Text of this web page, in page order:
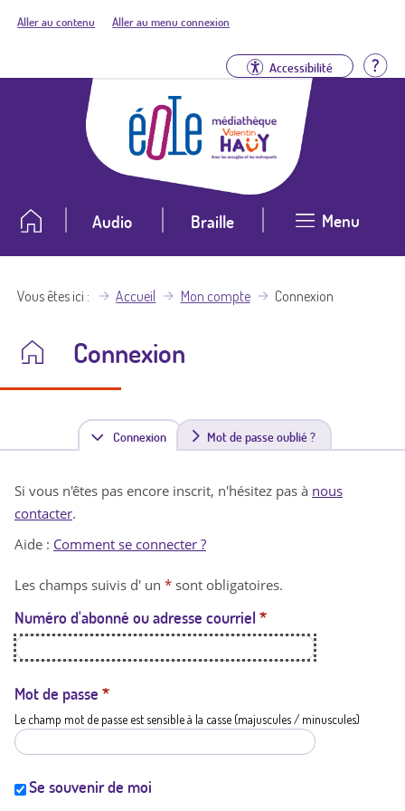
Aller au contenu Aller au menu connexion
Accessibilité
Audio Braille Menu
Vous êtes ici Accueil Mon compte Connexion
Connexion
Connexion(
n
t
a
t
i
Mot de passe oublié ?
Si vous n'êtes pas encore inscrit, n'hésitez pas à nous
contacter.
Aide : Comment se connecter ?
Les champs suivis d' un * sont obligatoires.
Numéro d'abonné ou adresse courriel *
Mot de passe *
Le champ mot de passe est sensible à la casse (majuscules / minuscules)
Se souvenir de moi